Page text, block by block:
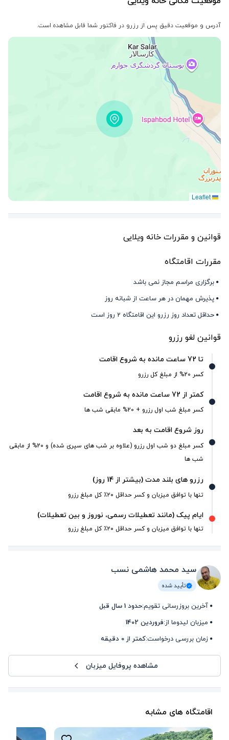
آدرس و موقعیت دقیق پس از رزرو در فاکتور شما قابل مشاهده است.
قوانین و مقررات خانه ویلایی
مقررات اقامتگاه
برگزاری مراسم مجاز نمی باشد
پذیرش مهمان در هر ساعت از شبانه روز
حداقل تعداد روز رزرو این اقامتگاه 2 روز است
قوانین لغو رزرو
تا 72 ساعت مانده به شروع اقامت
کسر 20% از مبلغ کل رزرو
کمتر از 72 ساعت مانده به شروع اقامت
کسر مبلغ شب اول رزرو + 20% مابقی شب ها
روز شروع اقامت به بعد
کسر مبلغ دو شب اول رزرو (علاوه بر شب های سپری شده) و 20% از مابقی
شب ها
رزرو های بلند مدت (بیشتر از 14 روز)
تنها با توافق میزبان و کسر حداقل ۲۰٪ کل مبلغ رزرو
ایام پیک (مانند تعطیلات رسمی، نوروز و بین تعطیلات)
تنها با توافق میزبان و کسر حداقل ۲۰٪ کل مبلغ رزرو
سید محمد هاشمی نسب
تأیید شده
آخرین بروزرسانی تقویم:حدود 1 سال قبل
میزبان لیدوما از:فروردین 1402
زمان بررسی درخواست:کمتر از 0 دقیقه
مشاهده پروفایل میزبان
اقامتگاه های مشابه